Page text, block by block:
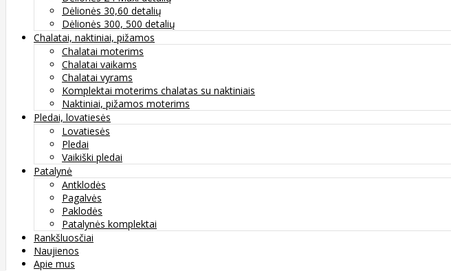
Dėlionės 30,60 detalių
Dėlionės 300, 500 detalių
Chalatai, naktiniai, pižamos
Chalatai moterims
Chalatai vaikams
Chalatai vyrams
Komplektai moterims chalatas su naktiniais
Naktiniai, pižamos moterims
Pledai, lovatiesės
Lovatiesės
Pledai
Vaikiški pledai
Patalynė
Antklodės
Pagalvės
Paklodės
Patalynės komplektai
Rankšluosčiai
Naujienos
Apie mus